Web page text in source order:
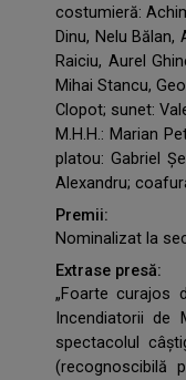
costumieră:
Dinu, Nelu
Raiciu, Aurel
Mihai Stancu,
Clopot; sunet:
M.H.H.: Marian
platou: Gabriel
Alexandru;
Premii:
Nominalizat la
Extrase presă:
„Foarte curajos
Incendiatorii de
spectacolul
(recognoscibilă